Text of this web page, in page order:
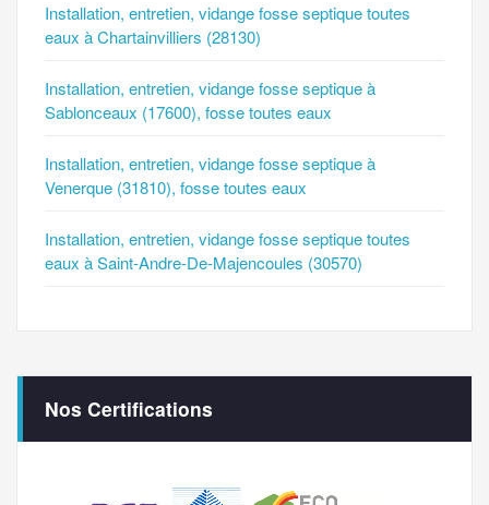
Installation, entretien, vidange fosse septique toutes
eaux à Chartainvilliers (28130)
Installation, entretien, vidange fosse septique à
Sablonceaux (17600), fosse toutes eaux
Installation, entretien, vidange fosse septique à
Venerque (31810), fosse toutes eaux
Installation, entretien, vidange fosse septique toutes
eaux à Saint-Andre-De-Majencoules (30570)
Nos Certifications